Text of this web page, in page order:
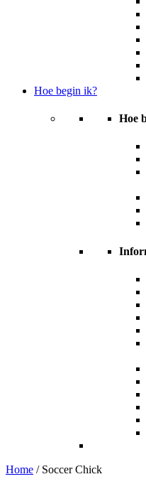
Hoe begin ik?
Hoe
Home / Soccer Chick